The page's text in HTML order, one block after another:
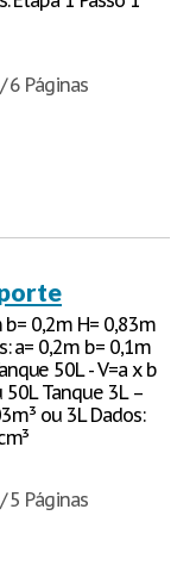
6 Páginas
b= 0,2m H= 0,83m
a= 0,2m b= 0,1m
50L - V=a x b
50L Tanque 3L –
ou 3L Dados:
5 Páginas